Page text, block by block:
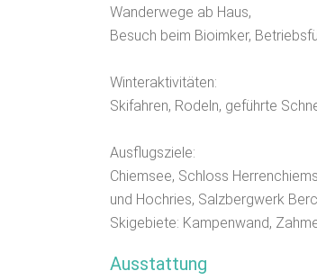
Wanderwege ab Haus,
Besuch beim Bioimker,
Winteraktivitäten:
Skifahren, Rodeln, geführte
Ausflugsziele:
Chiemsee, Schloss
und Hochries, Salzbergwerk
Skigebiete: Kampenwand,
Ausstattung